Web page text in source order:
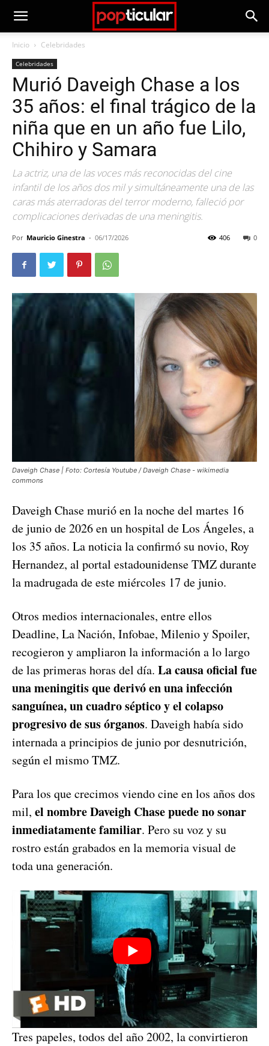
Inicio Celebridades
Celebridades
Murió Daveigh Chase a los
35 años: el final trágico de la
niña que en un año fue Lilo,
Chihiro y Samara
La actriz, una de las voces más reconocidas del cine
infantil de los años dos mil y simultáneamente una de las
caras más aterradoras del terror moderno, falleció por
complicaciones derivadas de una meningitis.
Por Mauricio Ginestra - 06/17/2026 0
406
Daveigh Chase | Foto: Cortesía Youtube / Daveigh Chase - wikimedia
commons
Daveigh Chase murió en la noche del martes 16
de junio de 2026 en un hospital de Los Ángeles, a
los 35 años. La noticia la confirmó su novio, Roy
Hernandez, al portal estadounidense TMZ durante
la madrugada de este miércoles 17 de junio.
Otros medios internacionales, entre ellos
Deadline, La Nación, Infobae, Milenio y Spoiler,
recogieron y ampliaron la información a lo largo
de las primeras horas del día. La causa oficial fue
una meningitis que derivó en una infección
sanguínea, un cuadro séptico y el colapso
progresivo de sus órganos. Daveigh había sido
internada a principios de junio por desnutrición,
según el mismo TMZ.
Para los que crecimos viendo cine en los años dos
mil, el nombre Daveigh Chase puede no sonar
inmediatamente familiar. Pero su voz y su
rostro están grabados en la memoria visual de
toda una generación.
Tres papeles, todos del año 2002, la convirtieron